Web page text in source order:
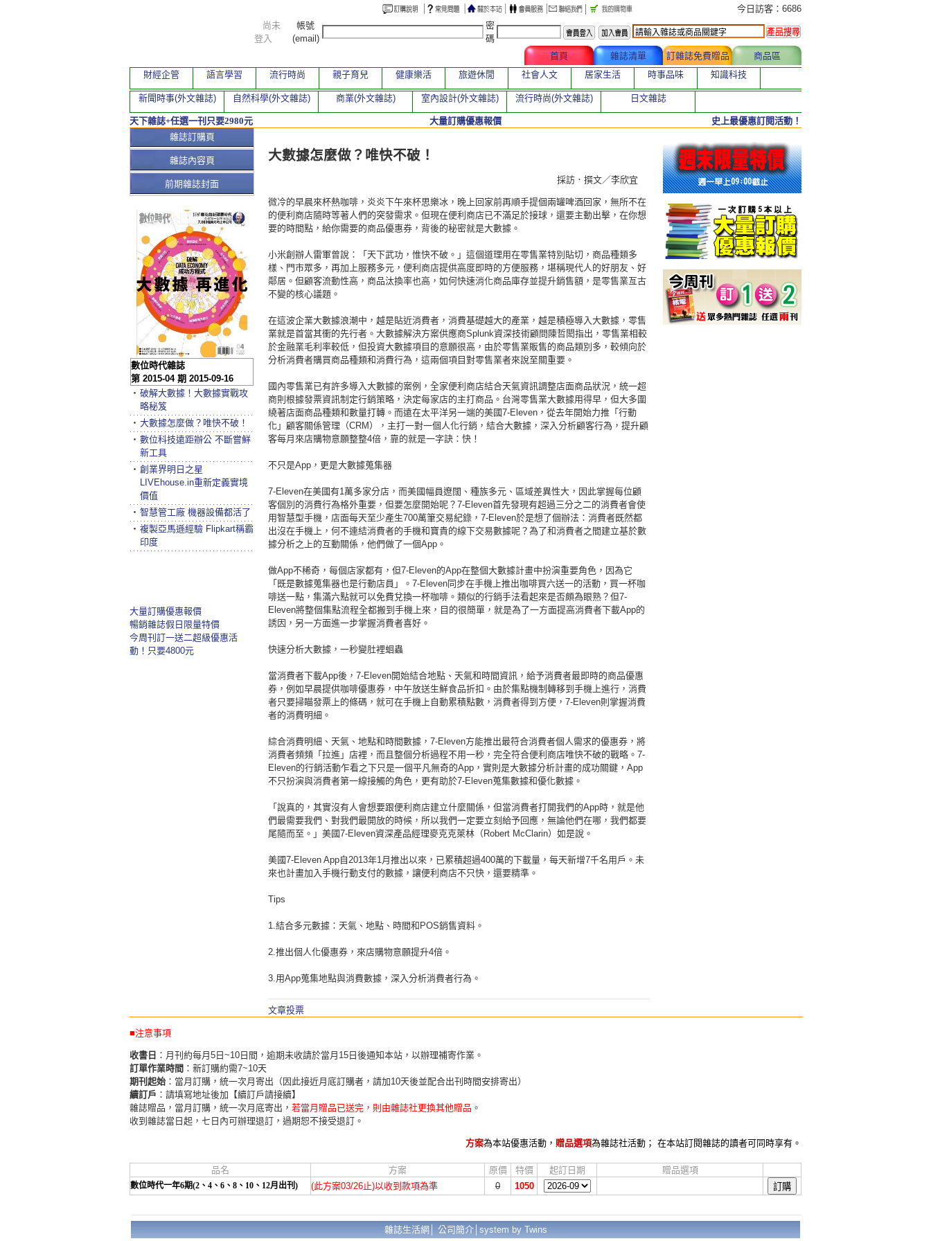
本期文章
大數據怎麼做？唯快不破！
採訪．撰文／李欣宜
微冷的早晨來杯熱咖啡，炎炎下午來杯思樂冰，晚上回家前再順手提個兩罐啤酒回家，無所不在
的便利商店隨時等著人們的突發需求。但現在便利商店已不滿足於接球，還要主動出擊，在你想
要的時間點，給你需要的商品優惠券，背後的秘密就是大數據。
小米創辦人雷軍曾說：「天下武功，惟快不破。」這個道理用在零售業特別貼切，商品種類多
樣、門市眾多，再加上服務多元，便利商店提供高度即時的方便服務，堪稱現代人的好朋友、好
鄰居。但顧客流動性高，商品汰換率也高，如何快速消化商品庫存並提升銷售額，是零售業亙古
不變的核心議題。
在這波企業大數據浪潮中，越是貼近消費者，消費基礎越大的產業，越是積極導入大數據，零售
業就是首當其衝的先行者。大數據解決方案供應商Splunk資深技術顧問陳哲閎指出，零售業相較
於金融業毛利率較低，但投資大數據項目的意願很高，由於零售業販售的商品類別多，較傾向於
分析消費者購買商品種類和消費行為，這兩個項目對零售業者來說至關重要。
國內零售業已有許多導入大數據的案例，全家便利商店結合天氣資訊調整店面商品狀況，統一超
商則根據發票資訊制定行銷策略，決定每家店的主打商品。台灣零售業大數據用得早，但大多圍
繞著店面商品種類和數量打轉。而遠在太平洋另一端的美國7-Eleven，從去年開始力推「行動
化」顧客關係管理（CRM），主打一對一個人化行銷，結合大數據，深入分析顧客行為，提升顧
客每月來店購物意願整整4倍，靠的就是一字訣：快！
不只是App，更是大數據蒐集器
7-Eleven在美國有1萬多家分店，而美國幅員遼闊、種族多元、區域差異性大，因此掌握每位顧
客個別的消費行為格外重要，但要怎麼開始呢？7-Eleven首先發現有超過三分之二的消費者會使
用智慧型手機，店面每天至少產生700萬筆交易紀錄，7-Eleven於是想了個辦法：消費者既然都
出沒在手機上，何不連結消費者的手機和寶貴的線下交易數據呢？為了和消費者之間建立基於數
據分析之上的互動關係，他們做了一個App。
做App不稀奇，每個店家都有，但7-Eleven的App在整個大數據計畫中扮演重要角色，因為它
「既是數據蒐集器也是行動店員」。7-Eleven同步在手機上推出咖啡買六送一的活動，買一杯咖
啡送一點，集滿六點就可以免費兌換一杯咖啡。類似的行銷手法看起來是否頗為眼熟？但7-
Eleven將整個集點流程全都搬到手機上來，目的很簡單，就是為了一方面提高消費者下載App的
誘因，另一方面進一步掌握消費者喜好。
快速分析大數據，一秒變肚裡蛔蟲
當消費者下載App後，7-Eleven開始結合地點、天氣和時間資訊，給予消費者最即時的商品優惠
券，例如早晨提供咖啡優惠券，中午放送生鮮食品折扣。由於集點機制轉移到手機上進行，消費
者只要掃瞄發票上的條碼，就可在手機上自動累積點數，消費者得到方便，7-Eleven則掌握消費
者的消費明細。
綜合消費明細、天氣、地點和時間數據，7-Eleven方能推出最符合消費者個人需求的優惠券，將
消費者頻頻「拉進」店裡，而且整個分析過程不用一秒，完全符合便利商店唯快不破的戰略。7-
Eleven的行銷活動乍看之下只是一個平凡無奇的App，實則是大數據分析計畫的成功關鍵，App
不只扮演與消費者第一線接觸的角色，更有助於7-Eleven蒐集數據和優化數據。
「說真的，其實沒有人會想要跟便利商店建立什麼關係，但當消費者打開我們的App時，就是他
們最需要我們、對我們最開放的時候，所以我們一定要立刻給予回應，無論他們在哪，我們都要
尾隨而至。」美國7-Eleven資深產品經理麥克克萊林（Robert McClarin）如是說。
美國7-Eleven App自2013年1月推出以來，已累積超過400萬的下載量，每天新增7千名用戶。未
來也計畫加入手機行動支付的數據，讓便利商店不只快，還要精準。
Tips
1.結合多元數據：天氣、地點、時間和POS銷售資料。
2.推出個人化優惠券，來店購物意願提升4倍。
3.用App蒐集地點與消費數據，深入分析消費者行為。
文章投票
雜誌訂購頁
雜誌內容頁
前期雜誌封面
數位時代雜誌
第 2015-04 期 2015-09-16
‧ 破解大數據！大數據實戰攻
略秘笈
‧ 大數據怎麼做？唯快不破！
‧ 數位科技遠距辦公 不斷嘗鮮
新工具
‧ 創業界明日之星
LIVEhouse.in重新定義實境
價值
‧ 智慧管工廠 機器設備都活了
‧ 複製亞馬遜經驗 Flipkart稱霸
印度
大量訂購優惠報價
暢銷雜誌假日限量特價
今周刊訂一送二超級優惠活
動！只要4800元
今日訪客：6686
尚未
登入
帳號
(email)
密
碼
首頁 雜誌清單 訂雜誌免費贈品
商品區
財經企管
語言學習 流行時尚 親子育兒 健康樂活 旅遊休閒 社會人文 居家生活 時事品味 知識科技
新聞時事(外文雜誌) 自然科學(外文雜誌) 商業(外文雜誌) 室內設計(外文雜誌) 流行時尚(外文雜誌) 日文雜誌
天下雜誌+任選一刊只要2980元 大量訂購優惠報價 史上最優惠訂閱活動！
■注意事項
收書日 ：月刊約每月5日~10日間，逾期未收請於當月15日後通知本站，以辦理補寄作業。
訂單作業時間 ：新訂購約需7~10天
期刊起始 ：當月訂購，統一次月寄出（因此接近月底訂購者，請加10天後並配合出刊時間安排寄出）
續訂戶 ：請填寫地址後加【續訂戶請接續】
雜誌贈品，當月訂購，統一次月底寄出， 若當月贈品已送完，則由雜誌社更換其他贈品 。
收到雜誌當日起，七日內可辦理退訂，過期恕不接受退訂。
方案為本站優惠活動， 贈品選項為雜誌社活動； 在本站訂閱雜誌的讀者可同時享有。
品名 方案 原價 特價 起訂日期 贈品選項
數位時代一年6期(2、4、6、8、10、12月出刊) (此方案03/26止)以收到款項為準 0 1050
雜誌生活網│公司簡介│system by Twins